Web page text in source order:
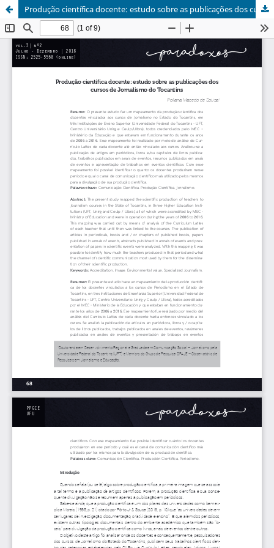
Produção científica docente: estudo sobre as publicações dos cursos de Jornalismo do Tocantins